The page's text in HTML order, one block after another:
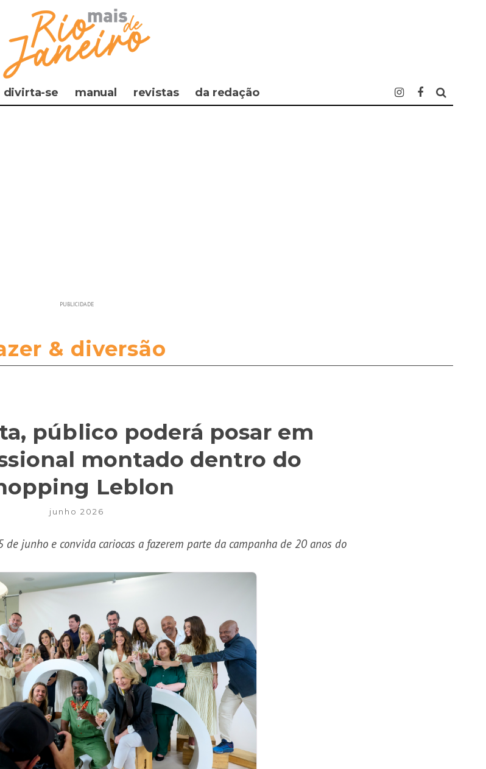
divirta-se manual revistas da redação
PUBLICIDADE
& diversão
público poderá posar em
montado dentro do
Leblon
junho 2026
junho e convida cariocas a fazerem parte da campanha de 20 anos do